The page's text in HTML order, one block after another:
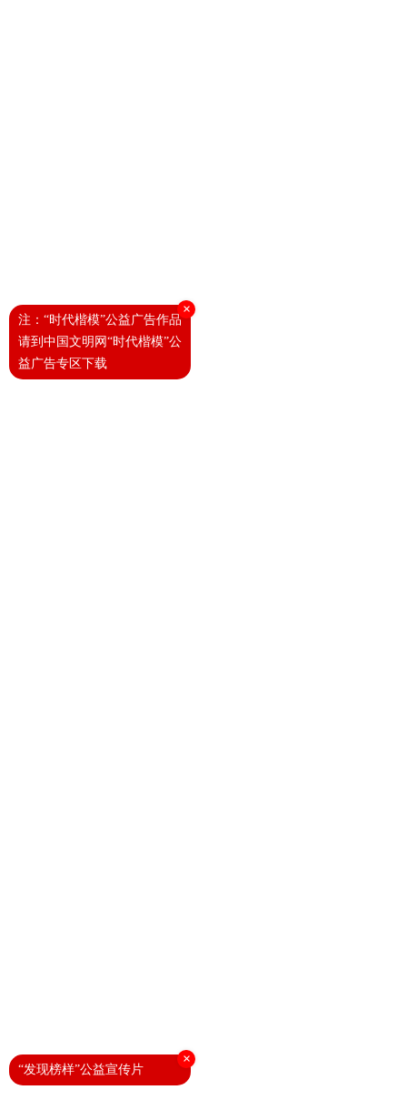
×
注：“时代楷模”公益广告作品
请到中国文明网“时代楷模”公
益广告专区下载
×
“发现榜样”公益宣传片